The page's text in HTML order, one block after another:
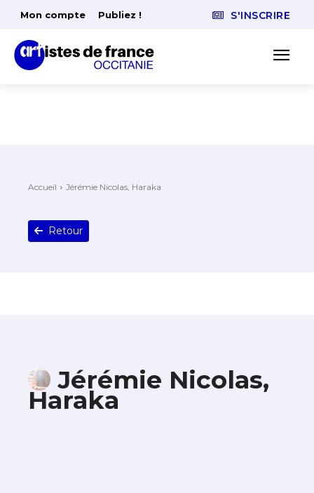
Mon compte Publiez ! S'INSCRIRE
Accueil Jérémie Nicolas, Haraka
Retour
Jérémie Nicolas,
Haraka